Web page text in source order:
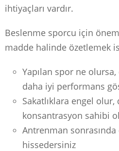
ihtiyaçları vardır.
Beslenme sporcu için
madde halinde özetlemek
Yapılan spor ne
daha iyi performans
Sakatlıklara engel olur,
konsantrasyon sahibi
Antrenman
hissedersiniz